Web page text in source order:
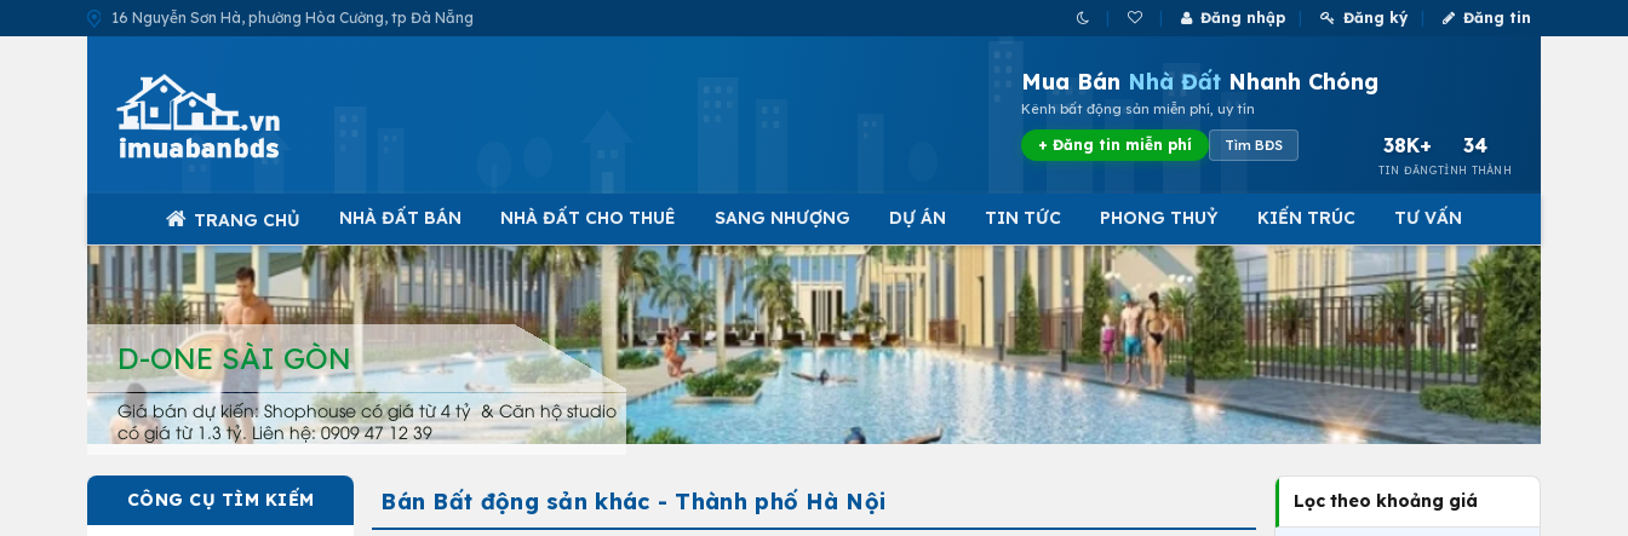
16 Nguyễn Sơn Hà, phường Hòa Cường, tp Đà Nẵng Đăng nhập Đăng ký Đăng tin
Mua Bán Nhà Đất Nhanh Chóng
Kênh bất động sản miễn phí, uy tín
+ Đăng tin miễn phí Tìm BĐS 38K+
TIN ĐĂNG
34
TỈNH THÀNH
TRANG CHỦ NHÀ ĐẤT BÁN NHÀ ĐẤT CHO THUÊ SANG NHƯỢNG DỰ ÁN TIN TỨC PHONG THUỶ KIẾN TRÚC TƯ VẤN
D-ONE SÀI GÒN
Giá bán dự kiến: Shophouse có giá từ 4 tỷ & Căn hộ studio
có giá từ 1.3 tỷ. Liên hệ: 0909 47 12 39
CÔNG CỤ TÌM KIẾM Bán Bất động sản khác - Thành phố Hà Nội Lọc theo khoảng giá